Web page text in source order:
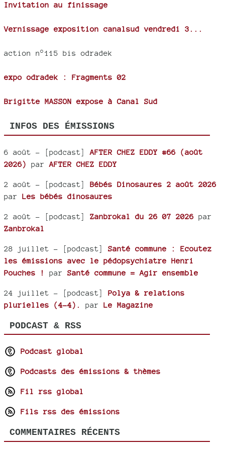
Invitation au finissage
Vernissage exposition canalsud vendredi 3...
action n°115 bis odradek
expo odradek : Fragments 02
Brigitte MASSON expose à Canal Sud
INFOS DES ÉMISSIONS
6 août - [podcast] AFTER CHEZ EDDY #66 (août
2026)
par AFTER CHEZ EDDY
2 août - [podcast] Bébés Dinosaures 2 août 2026
par Les bébés dinosaures
2 août - [podcast] Zanbrokal du 26 07 2026 par
Zanbrokal
28 juillet - [podcast] Santé commune : Ecoutez
les émissions avec le pédopsychiatre Henri
Pouches !
par Santé commune = Agir ensemble
24 juillet - [podcast] Polya & relations
plurielles (4-4).
par Le Magazine
PODCAST & RSS
Podcast global
Podcasts des émissions & thèmes
Fil rss global
Fils rss des émissions
COMMENTAIRES RÉCENTS